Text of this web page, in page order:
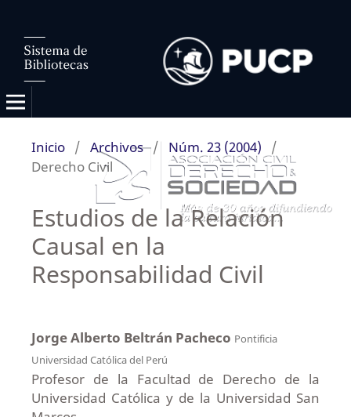
Inicio / Archivos / Núm. 23 (2004)
/
Derecho Civil
Estudios de la Relación
Causal en la
Responsabilidad Civil
Jorge Alberto Beltrán Pacheco Pontificia
Universidad Católica del Perú
Profesor de la Facultad de Derecho de la
Universidad Católica y de la Universidad San